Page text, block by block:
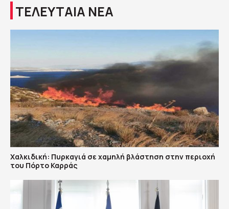
ΤΕΛΕΥΤΑΙΑ ΝΕΑ
Χαλκιδική: Πυρκαγιά σε χαμηλή βλάστηση στην περιοχή
του Πόρτο Καρράς